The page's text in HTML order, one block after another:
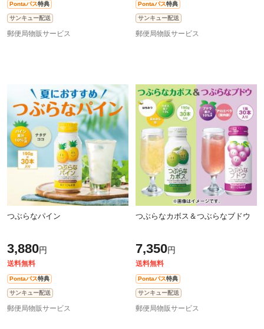
Pontaパス特典
サンキュー配送
郵便局物販サービス
Pontaパス特典
サンキュー配送
郵便局物販サービス
つぶらなパイン
3,880円
送料無料
Pontaパス特典
サンキュー配送
郵便局物販サービス
つぶらなカボス＆つぶらなブドウ
7,350円
送料無料
Pontaパス特典
サンキュー配送
郵便局物販サービス